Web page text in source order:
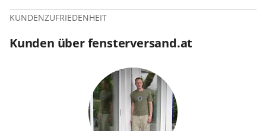
KUNDENZUFRIEDENHEIT
Kunden über fensterversand.at